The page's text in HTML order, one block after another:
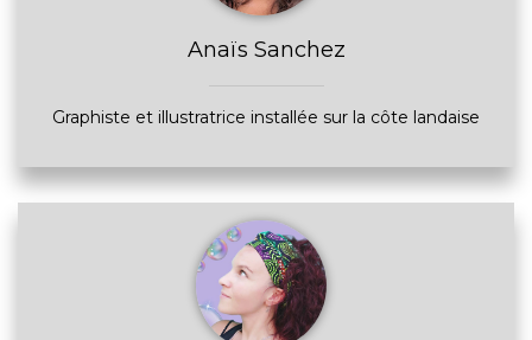
Anaïs Sanchez
Graphiste et illustratrice installée sur la côte landaise